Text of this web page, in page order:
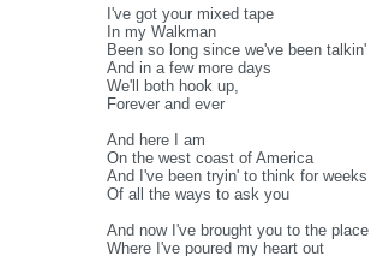
I've got your mixed tape
In my Walkman
Been so long since we've been talkin'
And in a few more days
We'll both hook up,
Forever and ever
And here I am
On the west coast of America
And I've been tryin' to think for weeks
Of all the ways to ask you
And now I've brought you to the place
Where I've poured my heart out